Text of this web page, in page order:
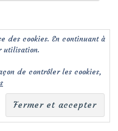
des cookies. En continuant à
utilisation.
de contrôler les cookies,